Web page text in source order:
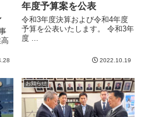
年度予算案を公表
令和3年度決算および令和4年度
予算を公表いたします。 令和3年
度 ...
2022.10.19
お知らせ